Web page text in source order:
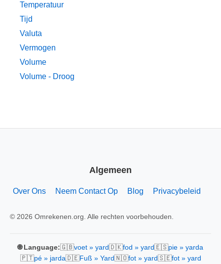
Temperatuur
Tijd
Valuta
Vermogen
Volume
Volume - Droog
Algemeen
Over Ons Neem Contact Op Blog Privacybeleid
© 2026 Omrekenen.org. Alle rechten voorbehouden.
🌐 Language:🇬🇧voet » yard🇩🇰fod » yard🇪🇸pie » yarda
🇵🇹pé » jarda🇩🇪Fuß » Yard🇳🇴fot » yard🇸🇪fot » yard